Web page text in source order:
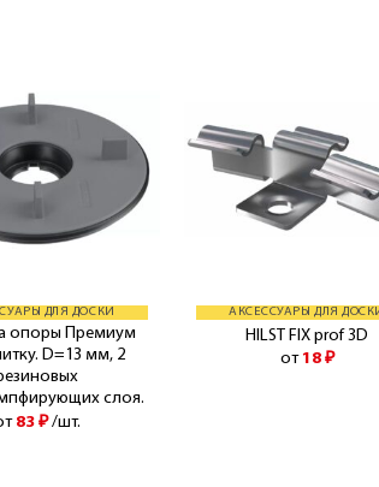
ДЛЯ ДОСКИ
опоры Премиум
D=13 мм, 2
слоя.
83 ₽ /шт.
АКСЕССУАРЫ ДЛЯ
HILST FIX prof 3D
от 18 ₽